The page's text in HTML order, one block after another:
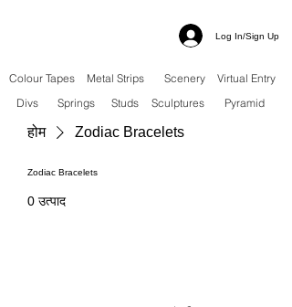
Log In/Sign Up
Colour Tapes Metal Strips Scenery
Virtual Entry
Divs
Springs Studs Sculptures Pyramid
होम Zodiac Bracelets
Zodiac Bracelets
0 उत्पाद